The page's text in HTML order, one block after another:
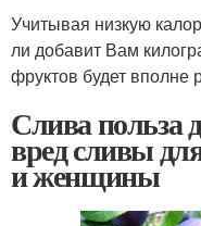
Учитывая низкую
ли добавит Вам
фруктов будет вполне
Слива польза
вред сливы
и женщины